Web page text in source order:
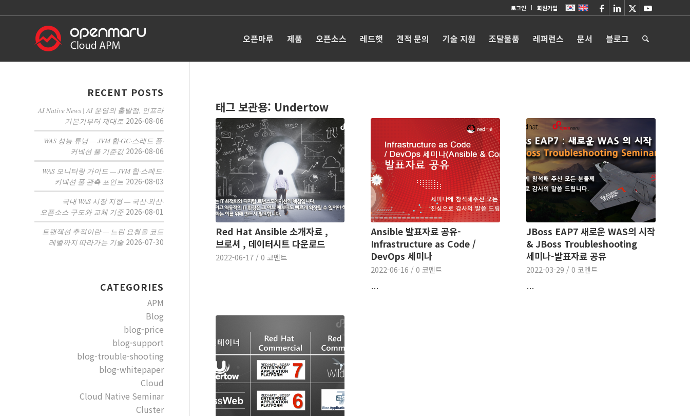
로그인 회원가입
오픈마루 제품 오픈소스 레드햇 견적 문의 기술 지원 조달물품 레퍼런스 문서 블로그
태그 보관용: Undertow
Red Hat Ansible 소개자료 ,
브로셔 , 데이터시트 다운로드
2022-06-17 / 0 코멘트
Ansible 발표자료 공유-
Infrastructure as Code /
DevOps 세미나
2022-06-16 / 0 코멘트
…
JBoss EAP7 새로운 WAS의 시작
& JBoss Troubleshooting
세미나-발표자료 공유
2022-03-29 / 0 코멘트
…
RECENT POSTS
AI Native News | AI 운영의 출발점, 인프라
기본기부터 제대로 2026-08-06
WAS 성능 튜닝 — JVM 힙·GC·스레드 풀·
커넥션 풀 기준값 2026-08-06
WAS 모니터링 가이드 — JVM 힙·스레드·
커넥션 풀 관측 포인트 2026-08-03
국내 WAS 시장 지형 — 국산·외산·
오픈소스 구도와 교체 기준 2026-08-01
트랜잭션 추적이란 — 느린 요청을 코드
레벨까지 따라가는 기술 2026-07-30
CATEGORIES
APM
Blog
blog-price
blog-support
blog-trouble-shooting
blog-whitepaper
Cloud
Cloud Native Seminar
Cluster